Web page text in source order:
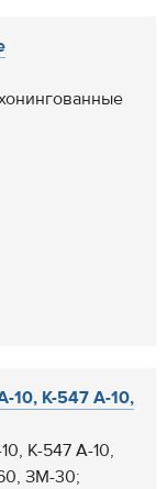
10, К-547 А-10,
К-547 А-10,
ЗМ-30;